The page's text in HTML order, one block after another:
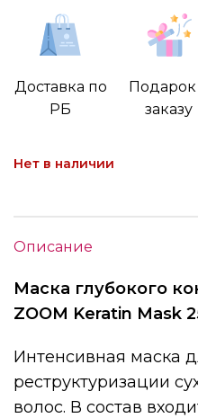
Доставка по
РБ
Подарок
заказу
Нет в наличии
Описание
Маска глубокого
ZOOM Keratin Mask
Интенсивная маска
реструктуризации
волос. В состав